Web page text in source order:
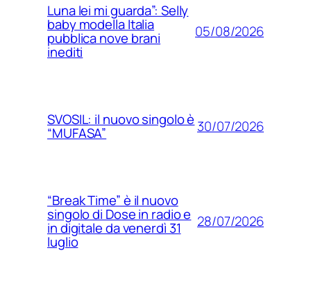
Luna lei mi guarda”: Selly
baby modella Italia
pubblica nove brani
inediti
05/08/2026
SVOSIL: il nuovo singolo è
“MUFASA” 30/07/2026
“Break Time” è il nuovo
singolo di Dose in radio e
in digitale da venerdì 31
luglio
28/07/2026